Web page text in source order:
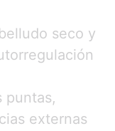
seco y
puntas,
externas